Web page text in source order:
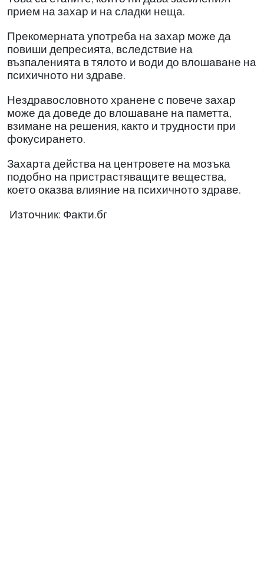
прием на захар и на сладки неща.
Прекомерната употреба на захар може да
повиши депресията, вследствие на
възпаленията в тялото и води до влошаване на
психичното ни здраве.
Нездравословното хранене с повече захар
може да доведе до влошаване на паметта,
взимане на решения, както и трудности при
фокусирането.
Захарта действа на центровете на мозъка
подобно на пристрастяващите вещества,
което оказва влияние на психичното здраве.
Източник: Факти.бг